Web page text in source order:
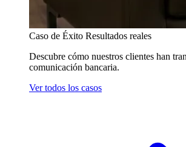
Caso de Éxito Resultados reales
Descubre cómo nuestros clientes han
comunicación bancaria.
Ver todos los casos